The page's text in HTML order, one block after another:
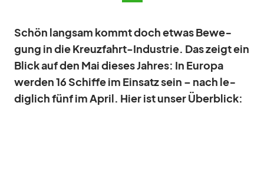
Schön lang­sam kommt doch et­was Be­we­
gung in die Kreuz­fahrt-In­dus­trie. Das zeigt ein
Blick auf den Mai die­ses Jah­res: In Eu­ropa
wer­den 16 Schiffe im Ein­satz sein – nach le­
dig­lich fünf im April. Hier ist un­ser Über­blick: